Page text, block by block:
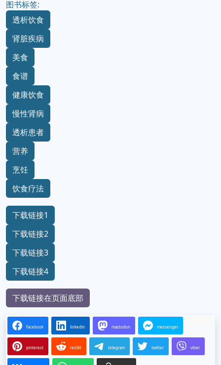
图书标签:
透析饮食
肾脏疾病
美食
食谱
健康饮食
慢性肾病
透析患者
营养
烹饪
饮食疗法
下载链接1
下载链接2
下载链接3
下载链接4
下载链接在页面底部
facebook linkedin mastodon messenger
pinterest reddit telegram twitter viber